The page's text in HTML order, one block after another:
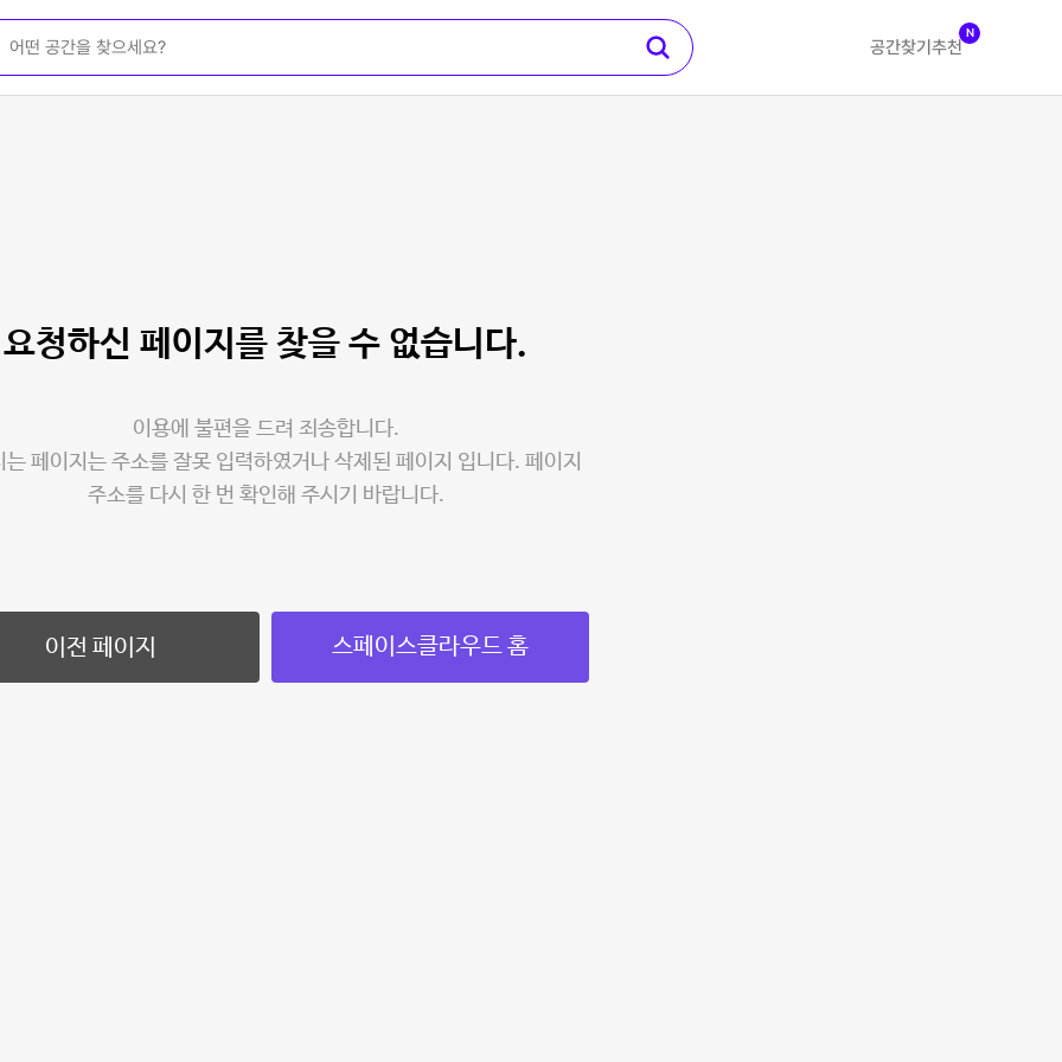
공간찾기 추천
N
요청하신 페이지를 찾을 수 없습니다.
이용에 불편을 드려 죄송합니다.
는 페이지는 주소를 잘못 입력하였거나 삭제된 페이지 입니다. 페이지
주소를 다시 한 번 확인해 주시기 바랍니다.
이전 페이지 스페이스클라우드 홈